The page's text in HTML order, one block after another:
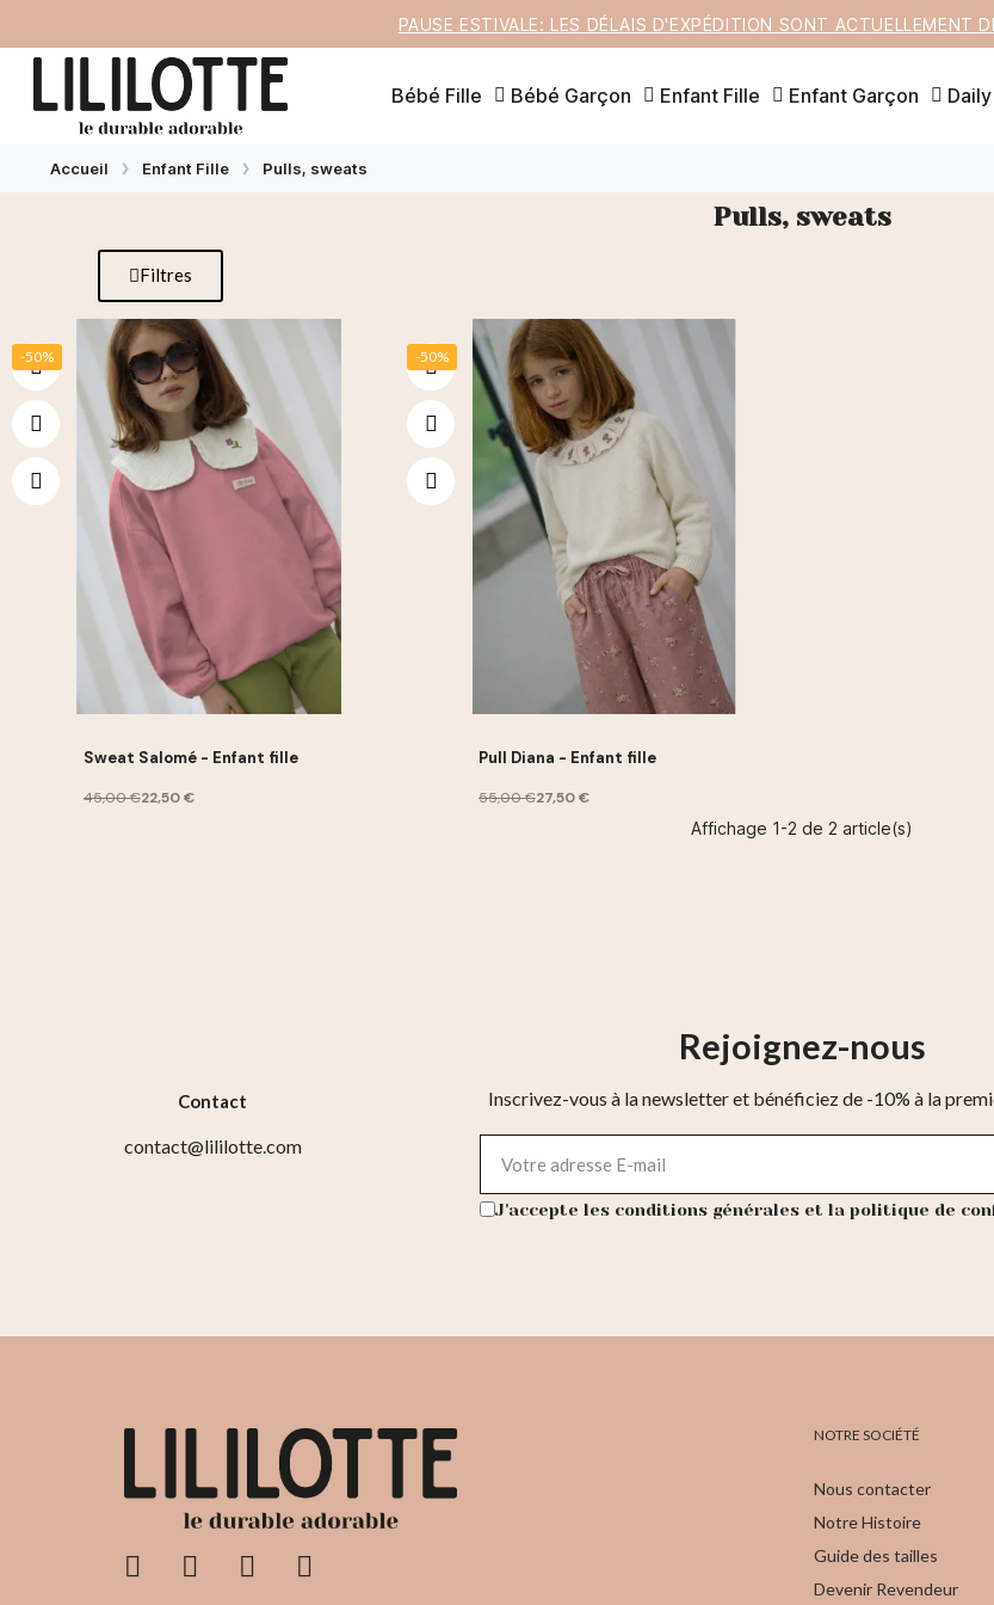
PAUSE ESTIVALE: LES DÉLAIS D'EXPÉDITION SONT ACTUELLEMENT
Bébé Fille Bébé Garçon Enfant Fille Enfant Garçon
Accueil Enfant Fille Pulls, sweats
Pulls, sweats
Filtres
-50%
Sweat Salomé - Enfant fille
45,00 €22,50 €
-50%
Pull Diana - Enfant fille
55,00 €27,50 €
Affichage 1-2 de 2 article(s)
Contact
contact@lililotte.com
Rejoignez-nous
Inscrivez-vous à la newsletter et bénéficiez de -10% à la
J'accepte les conditions générales et la politique de
NOTRE SOCIÉTÉ
Nous contacter
Notre Histoire
Guide des tailles
Devenir Revendeur